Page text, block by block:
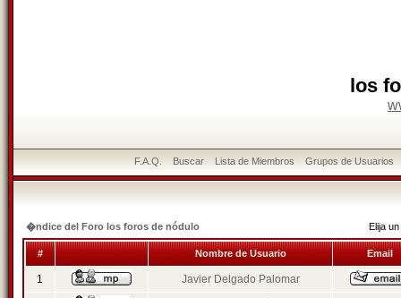
los
F.A.Q. Buscar Lista de Miembros Grupos de Usuarios
�ndice del Foro los foros de nódulo Elija
# Nombre de Usuario Email
1 Javier Delgado Palomar